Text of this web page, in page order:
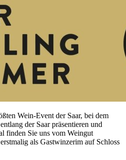
Wein-Event der Saar, bei dem
der Saar präsentieren und
finden Sie uns vom Weingut
erstmalig als Gastwinzerim auf Schloss